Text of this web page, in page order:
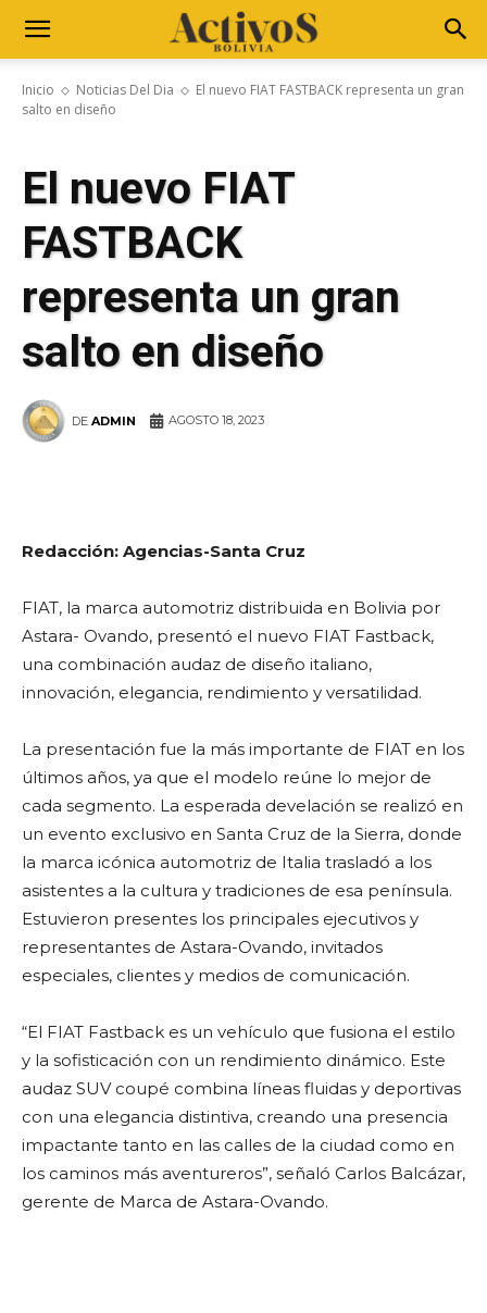
Inicio Noticias Del Dia
El nuevo FIAT FASTBACK representa un gran
salto en diseño
El nuevo FIAT
FASTBACK
representa un gran
salto en diseño
DE ADMIN AGOSTO 18, 2023
Redacción: Agencias-Santa Cruz
FIAT, la marca automotriz distribuida en Bolivia por
Astara- Ovando, presentó el nuevo FIAT Fastback,
una combinación audaz de diseño italiano,
innovación, elegancia, rendimiento y versatilidad.
La presentación fue la más importante de FIAT en los
últimos años, ya que el modelo reúne lo mejor de
cada segmento. La esperada develación se realizó en
un evento exclusivo en Santa Cruz de la Sierra, donde
la marca icónica automotriz de Italia trasladó a los
asistentes a la cultura y tradiciones de esa península.
Estuvieron presentes los principales ejecutivos y
representantes de Astara-Ovando, invitados
especiales, clientes y medios de comunicación.
“El FIAT Fastback es un vehículo que fusiona el estilo
y la sofisticación con un rendimiento dinámico. Este
audaz SUV coupé combina líneas fluidas y deportivas
con una elegancia distintiva, creando una presencia
impactante tanto en las calles de la ciudad como en
los caminos más aventureros”, señaló Carlos Balcázar,
gerente de Marca de Astara-Ovando.